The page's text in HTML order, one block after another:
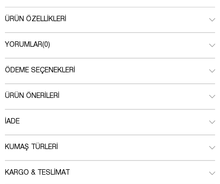
ÜRÜN ÖZELLIKLERI
YORUMLAR(0)
ÖDEME SEÇENEKLERI
ÜRÜN ÖNERILERI
İADE
KUMAŞ TÜRLERI
KARGO & TESLIMAT